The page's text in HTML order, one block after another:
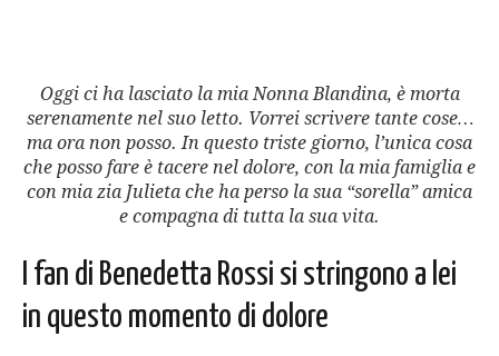
Oggi ci ha lasciato la mia Nonna Blandina, è morta
serenamente nel suo letto. Vorrei scrivere tante cose…
ma ora non posso. In questo triste giorno, l’unica cosa
che posso fare è tacere nel dolore, con la mia famiglia e
con mia zia Julieta che ha perso la sua “sorella” amica
e compagna di tutta la sua vita.
I fan di Benedetta Rossi si stringono a lei
in questo momento di dolore